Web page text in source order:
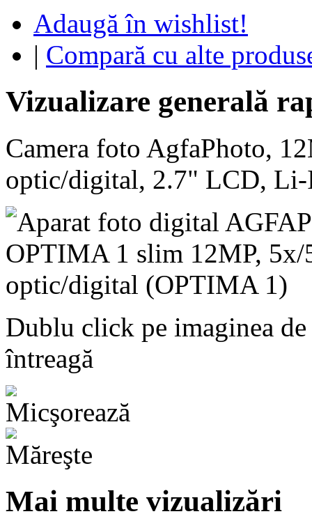
Adaugă în wishlist!
| Compară cu alte
Vizualizare generală
Camera foto AgfaPhoto,
optic/digital, 2.7" LCD,
Dublu click pe imaginea de
întreagă
Mai multe vizualizări